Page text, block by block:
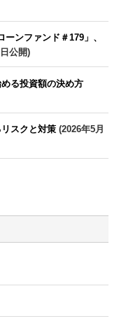
ンファンド＃179」、
公開)
る投資額の決め方
スクと対策 (2026年5月